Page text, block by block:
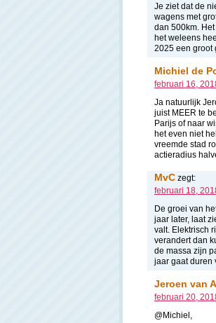
Je ziet dat de
wagens met
dan 500km.
het weleens
2025 een groot
Michiel de
februari 16,
Ja natuurlijk
juist MEER te
Parijs of naar
het even niet
vreemde stad
actieradius
MvC zegt:
februari 18,
De groei van
jaar later, laat
valt. Elektrisch
verandert dan
de massa zijn
jaar gaat duren
Jeroen van
februari 20,
@Michiel,